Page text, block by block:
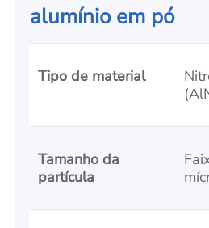
alumínio em pó
Tipo de material
Tamanho da
partícula